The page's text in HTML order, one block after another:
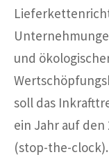
und
soll das
ein Jahr auf den
(stop-the-clock).